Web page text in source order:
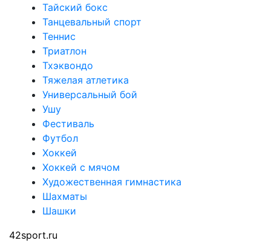
Тайский бокс
Танцевальный спорт
Теннис
Триатлон
Тхэквондо
Тяжелая атлетика
Универсальный бой
Ушу
Фестиваль
Футбол
Хоккей
Хоккей с мячом
Художественная гимнастика
Шахматы
Шашки
42sport.ru